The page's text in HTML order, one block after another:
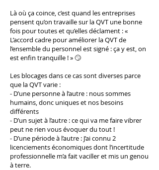
Là où ça coince, c’est quand les entreprises
pensent qu’on travaille sur la QVT une bonne
fois pour toutes et qu’elles déclament : «
L’accord cadre pour améliorer la QVT de
l’ensemble du personnel est signé : ça y est, on
est enfin tranquille ! » 🙄
Les blocages dans ce cas sont diverses parce
que la QVT varie :
- D’une personne à l’autre : nous sommes
humains, donc uniques et nos besoins
différents
- D’un sujet à l’autre : ce qui va me faire vibrer
peut ne rien vous évoquer du tout !
- D’une période à l’autre : J’ai connu 2
licenciements économiques dont l’incertitude
professionnelle m’a fait vaciller et mis un genou
à terre.